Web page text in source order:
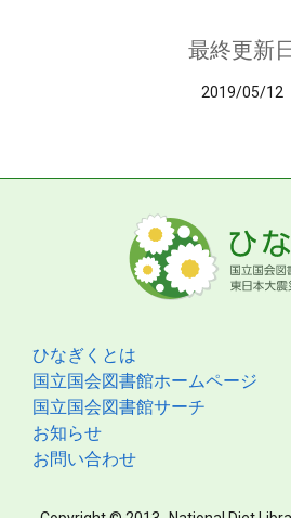
最終更新
2019/05/12
ひなぎくとは
国立国会図書館ホームページ
国立国会図書館サーチ
お知らせ
お問い合わせ